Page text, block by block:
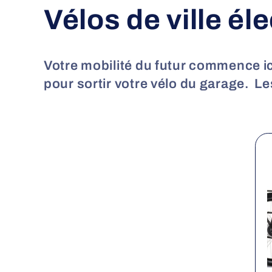
C
o
l
Vélos de ville
Votre mobilité du futur commence
pour sortir votre vélo du garage.